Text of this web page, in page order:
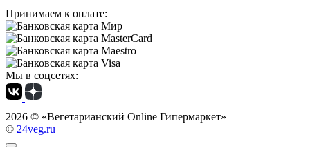
Принимаем к оплате:
Мы в соцсетях:
2026 © «Вегетарианский Online Гипермаркет»
© 24veg.ru